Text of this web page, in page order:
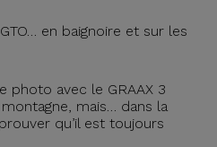
en baignoire et sur les
photo avec le GRAAX 3
montagne, mais… dans la
qu’il est toujours